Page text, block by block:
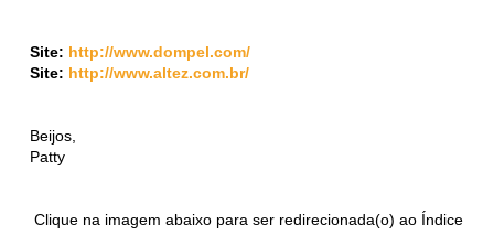
Site: http://www.dompel.com/
Site: http://www.altez.com.br/
Beijos,
Patty
Clique na imagem abaixo para ser redirecionada(o) ao Índice